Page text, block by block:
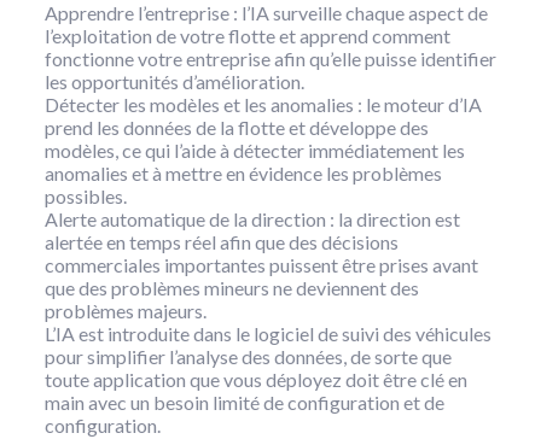
Apprendre l’entreprise : l’IA surveille chaque aspect de
l’exploitation de votre flotte et apprend comment
fonctionne votre entreprise afin qu’elle puisse identifier
les opportunités d’amélioration.
Détecter les modèles et les anomalies : le moteur d’IA
prend les données de la flotte et développe des
modèles, ce qui l’aide à détecter immédiatement les
anomalies et à mettre en évidence les problèmes
possibles.
Alerte automatique de la direction : la direction est
alertée en temps réel afin que des décisions
commerciales importantes puissent être prises avant
que des problèmes mineurs ne deviennent des
problèmes majeurs.
L’IA est introduite dans le logiciel de suivi des véhicules
pour simplifier l’analyse des données, de sorte que
toute application que vous déployez doit être clé en
main avec un besoin limité de configuration et de
configuration.